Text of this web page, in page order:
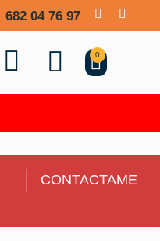
682 04 76 97
0
CONTACTAME